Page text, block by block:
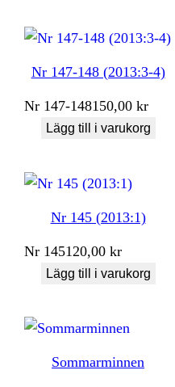
Nr 147-148 (2013:3-4)
Nr 147-148150,00kr
Lägg till i varukorg
Nr 145 (2013:1)
Nr 145120,00kr
Lägg till i varukorg
Sommarminnen